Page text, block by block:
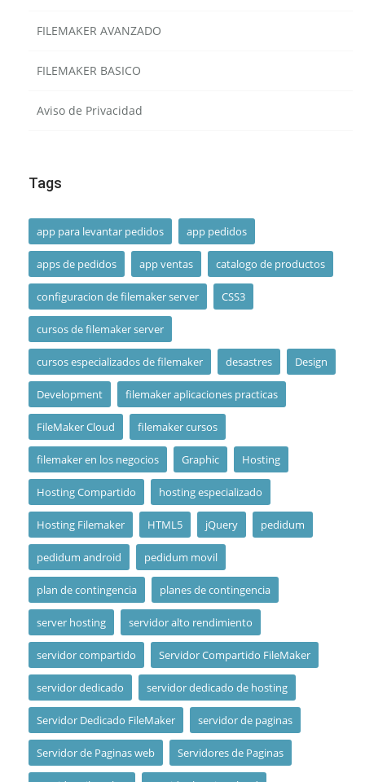
FILEMAKER AVANZADO
FILEMAKER BASICO
Aviso de Privacidad
Tags
app para levantar pedidos app pedidos
apps de pedidos app ventas catalogo de productos
configuracion de filemaker server CSS3
cursos de filemaker server
cursos especializados de filemaker desastres Design
Development filemaker aplicaciones practicas
FileMaker Cloud filemaker cursos
filemaker en los negocios Graphic Hosting
Hosting Compartido hosting especializado
Hosting Filemaker HTML5 jQuery pedidum
pedidum android pedidum movil
plan de contingencia planes de contingencia
server hosting servidor alto rendimiento
servidor compartido Servidor Compartido FileMaker
servidor dedicado servidor dedicado de hosting
Servidor Dedicado FileMaker servidor de paginas
Servidor de Paginas web Servidores de Paginas